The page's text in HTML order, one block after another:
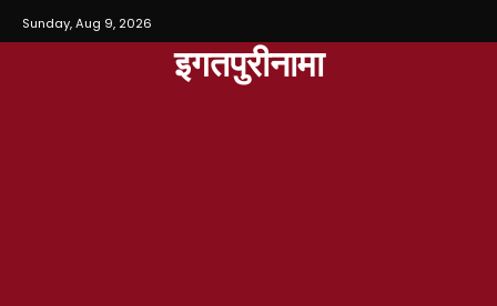
Sunday, Aug 9, 2026
इगतपुरीनामा